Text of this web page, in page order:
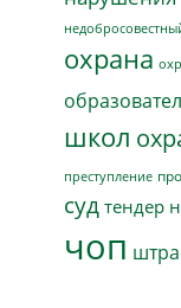
охрана
школ
преступление
суд тендер
чоп